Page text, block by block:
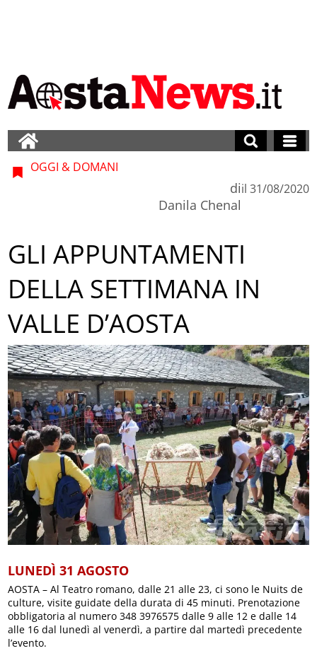
OGGI & DOMANI
di
Danila Chenal
il 31/08/2020
GLI APPUNTAMENTI
DELLA SETTIMANA IN
VALLE D’AOSTA
LUNEDÌ 31 AGOSTO
AOSTA – Al Teatro romano, dalle 21 alle 23, ci sono le Nuits de
culture, visite guidate della durata di 45 minuti. Prenotazione
obbligatoria al numero 348 3976575 dalle 9 alle 12 e dalle 14
alle 16 dal lunedì al venerdì, a partire dal martedì precedente
l’evento.